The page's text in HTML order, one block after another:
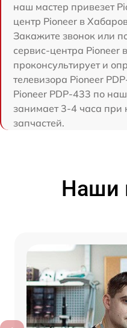
наш мастер привезет
центр Pioneer в
Закажите звонок или
сервис-центра Pioneer
проконсультирует и
телевизора Pioneer
Pioneer PDP-433 по
занимает 3-4 часа при
запчастей.
Наши